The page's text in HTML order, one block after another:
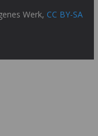
Werk, CC BY-SA